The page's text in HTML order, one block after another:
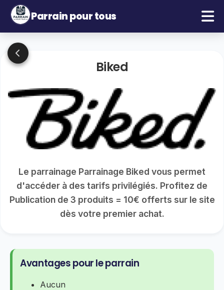
Parrain pour tous
Biked
Le parrainage Parrainage Biked vous permet
d'accéder à des tarifs privilégiés. Profitez de
Publication de 3 produits = 10€ offerts sur le site
dès votre premier achat.
Avantages pour le parrain
Aucun